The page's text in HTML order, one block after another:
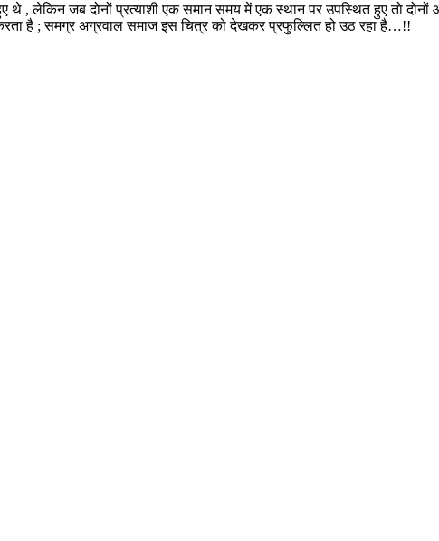
थे , लेकिन जब दोनों प्रत्याशी एक समान समय में एक स्थान पर उपस्थित हुए तो
है ; समग्र अग्रवाल समाज इस चित्र को देखकर प्रफुल्लित हो उठ रहा है…!!